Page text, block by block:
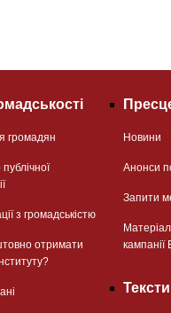
громадян
з громадськістю
отримати
Новини
Анонси
Запити
кампанії
Тексти